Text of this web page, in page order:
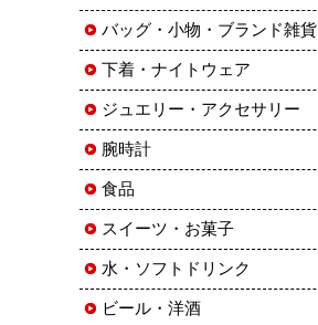
バッグ・小物・ブランド雑貨
下着・ナイトウェア
ジュエリー・アクセサリー
腕時計
食品
スイーツ・お菓子
水・ソフトドリンク
ビール・洋酒